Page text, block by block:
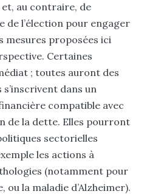
au contraire, de
de l’élection pour engager
mesures proposées ici
Certaines
; toutes auront des
dans un
compatible avec
de la dette. Elles pourront
sectorielles
les actions à
(notamment pour
la maladie d’Alzheimer).